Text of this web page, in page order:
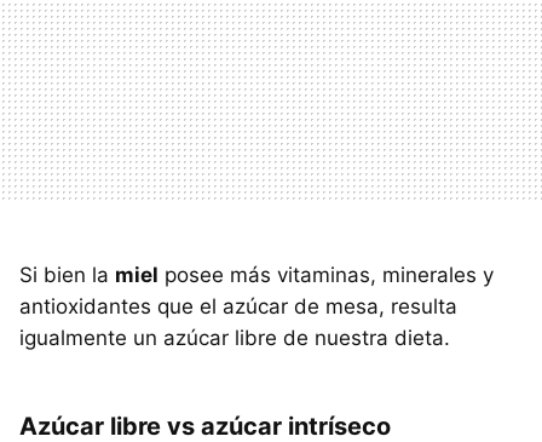
Si bien la miel posee más vitaminas, minerales y
antioxidantes que el azúcar de mesa, resulta
igualmente un azúcar libre de nuestra dieta.
Azúcar libre vs azúcar intríseco